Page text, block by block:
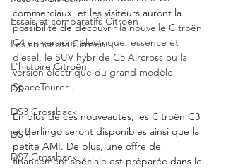
Essais et comparatifs Citroën
Les concepts Citroën
L'histoire Citroën
DS
DS3 Crossback
DS 4
DS7 Crossback
commerciaux, et les visiteurs auront la
possibilité de découvrir la nouvelle Citroën
C4 en versions électrique, essence et
diesel, le SUV hybride C5 Aircross ou la
version électrique du grand modèle
SpaceTourer .
En plus de ces nouveautés, les Citroën C3
et Berlingo seront disponibles ainsi que la
petite AMI. De plus, une offre de
financement spéciale est préparée dans le